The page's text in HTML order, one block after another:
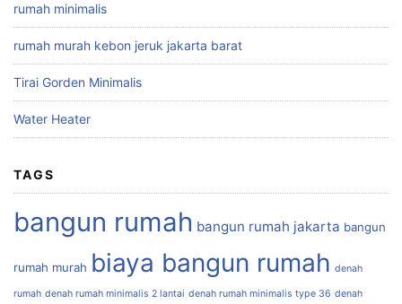
rumah minimalis
rumah murah kebon jeruk jakarta barat
Tirai Gorden Minimalis
Water Heater
TAGS
bangun rumah bangun rumah jakarta bangun
rumah murah biaya bangun rumah denah
rumah denah rumah minimalis 2 lantai denah rumah minimalis type 36 denah